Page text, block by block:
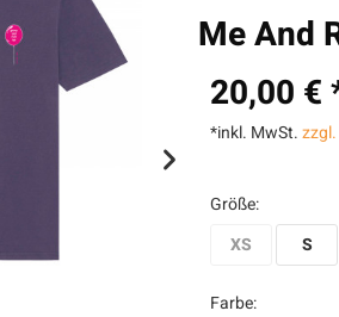
Me And
20,00 €
*inkl. MwSt.
Größe:
XS
S
Farbe: